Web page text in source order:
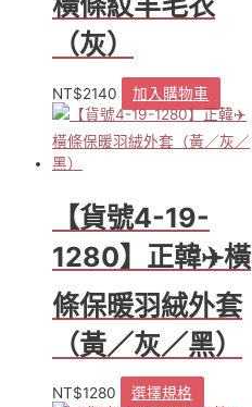
（灰）
NT$2140 加入購物車
【貨號4-19-
1280】正韓✈️橫
條保暖羽絨外套
（黃／灰／黑）
NT$1280 選擇規格